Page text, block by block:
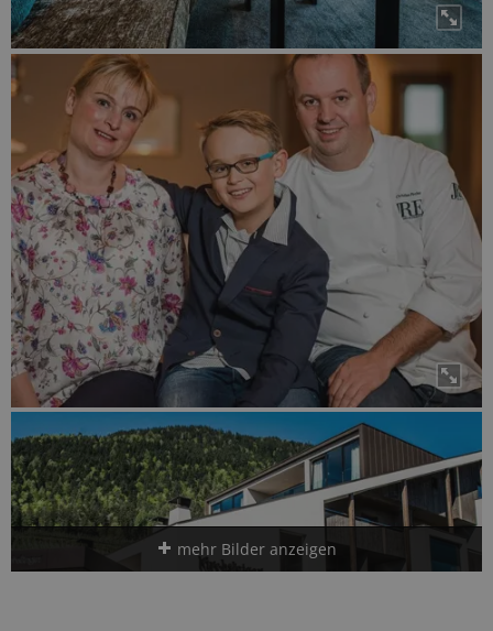
mehr Bilder anzeigen